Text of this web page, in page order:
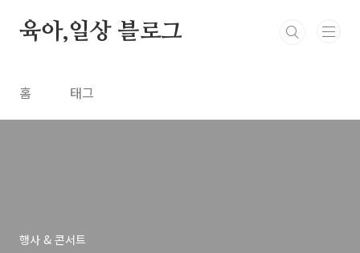
육아,일상 블로그
홈 태그
행사 & 콘서트